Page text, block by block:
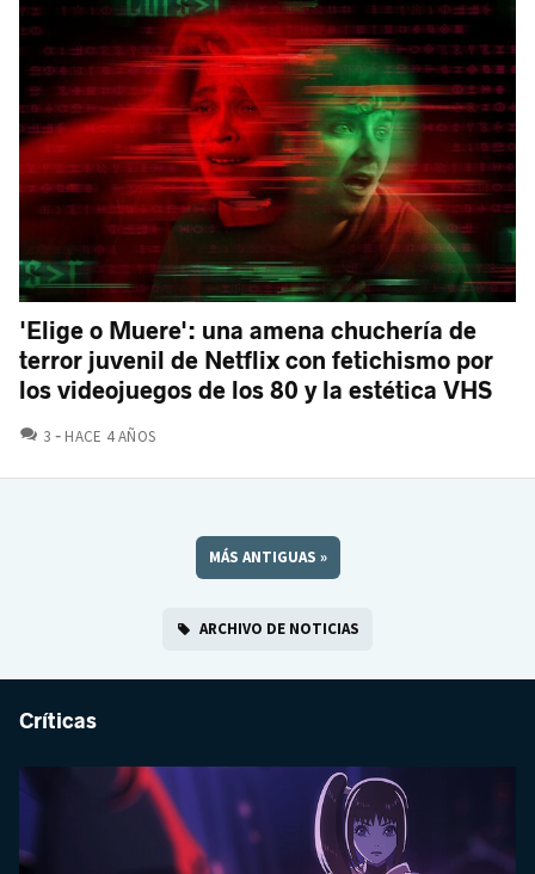
'Elige o Muere': una amena chuchería de
terror juvenil de Netflix con fetichismo por
los videojuegos de los 80 y la estética VHS
3 COMENTARIOS
HACE 4 AÑOS
MÁS ANTIGUAS »
ARCHIVO DE NOTICIAS
Críticas